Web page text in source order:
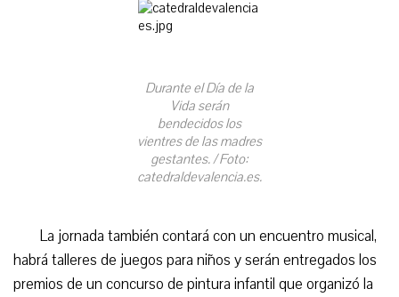
Durante el Día de la
Vida serán
bendecidos los
vientres de las madres
gestantes. / Foto:
catedraldevalencia.es.
La jornada también contará con un encuentro musical,
habrá talleres de juegos para niños y serán entregados los
premios de un concurso de pintura infantil que organizó la